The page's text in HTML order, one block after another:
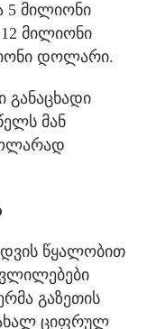
5 მილიონი
მილიონი
დოლარი.
განაცხადი
მან
წყალობით
გაზეთის
ახალ ციფრულ